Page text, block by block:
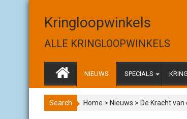
Kringloopwinkels
ALLE KRINGLOOPWINKELS
NIEUWS SPECIALS
Search Home > Nieuws > De Kracht